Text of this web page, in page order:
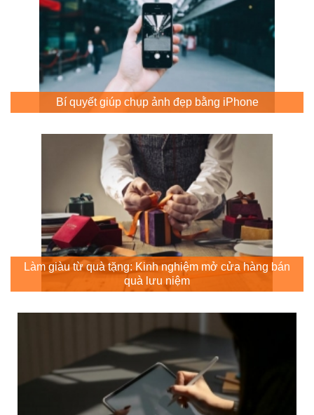
Bí quyết giúp chụp ảnh đẹp bằng iPhone
Làm giàu từ quà tặng: Kinh nghiệm mở cửa hàng bán
quà lưu niệm